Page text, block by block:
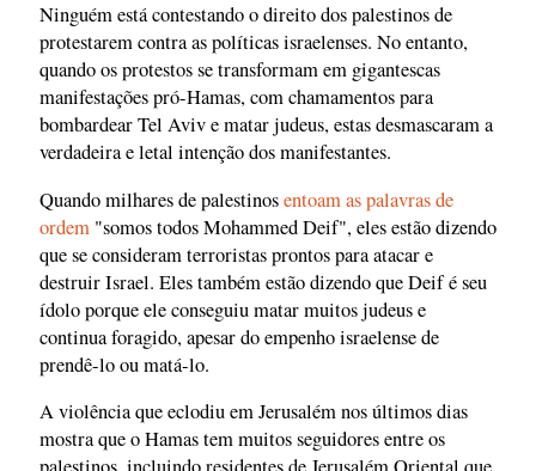
Ninguém está contestando o direito dos palestinos de
protestarem contra as políticas israelenses. No entanto,
quando os protestos se transformam em gigantescas
manifestações pró-Hamas, com chamamentos para
bombardear Tel Aviv e matar judeus, estas desmascaram a
verdadeira e letal intenção dos manifestantes.
Quando milhares de palestinosentoam as palavras de
ordem "somos todos Mohammed Deif", eles estão dizendo
que se consideram terroristas prontos para atacar e
destruir Israel. Eles também estão dizendo que Deif é seu
ídolo porque ele conseguiu matar muitos judeus e
continua foragido, apesar do empenho israelense de
prendê-lo ou matá-lo.
A violência que eclodiu em Jerusalém nos últimos dias
mostra que o Hamas tem muitos seguidores entre os